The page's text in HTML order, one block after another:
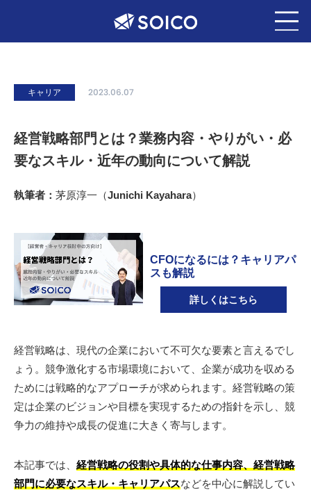
キャリア 2023.06.07
経営戦略部門とは？業務内容・やりがい・必
要なスキル・近年の動向について解説
執筆者： 茅原淳一（Junichi Kayahara）
CFOになるには？キャリアパ
スも解説
詳しくはこちら
経営戦略は、現代の企業において不可欠な要素と言えるでし
ょう。競争激化する市場環境において、企業が成功を収める
ためには戦略的なアプローチが求められます。経営戦略の策
定は企業のビジョンや目標を実現するための指針を示し、競
争力の維持や成長の促進に大きく寄与します。
本記事では、 経営戦略の役割や具体的な仕事内容、経営戦略
部門に必要なスキル・キャリアパスなどを中心に解説してい